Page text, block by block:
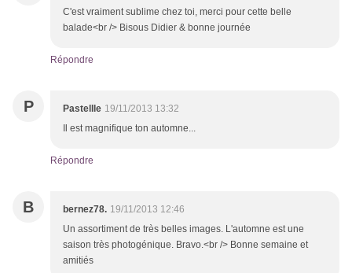
C'est vraiment sublime chez toi, merci pour cette belle
balade<br /> Bisous Didier & bonne journée
Répondre
P Pastellle 19/11/2013 13:32
Il est magnifique ton automne...
Répondre
B bernez78. 19/11/2013 12:46
Un assortiment de très belles images. L'automne est une
saison très photogénique. Bravo.<br /> Bonne semaine et
amitiés